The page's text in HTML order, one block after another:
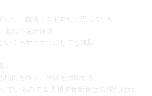
ない＝血液ドロドロだと思っていた
血の不足が原因
いくらサラサラにしても無駄
』
時間を作り、胃腸を掃除する
ているので１週間夕食断食は無理だけれ